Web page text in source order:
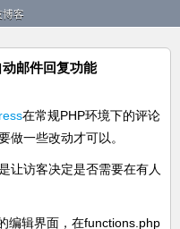
博客
邮件回复功能
在常规PHP环境下的评论
做一些改动才可以。
让访客决定是否需要在有人
编辑界面，在functions.php